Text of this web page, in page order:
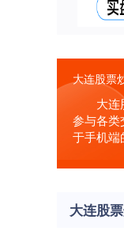
大连股票
大连
参与各类
于手机端
大连股